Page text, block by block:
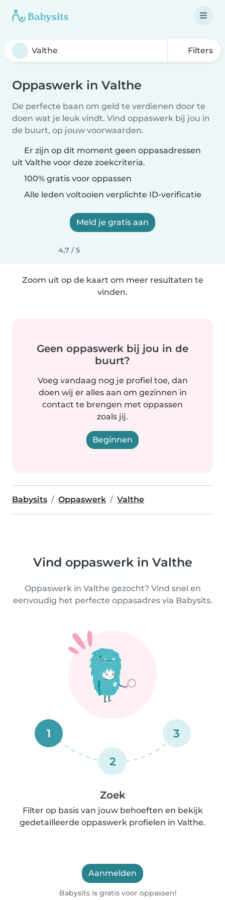
Filters
Oppaswerk in Valthe
De perfecte baan om geld te verdienen door te
doen wat je leuk vindt. Vind oppaswerk bij jou in
de buurt, op jouw voorwaarden.
Er zijn op dit moment geen oppasadressen
uit Valthe voor deze zoekcriteria.
100% gratis voor oppassen
Alle leden voltooien verplichte ID-verificatie
Meld je gratis aan
4,7 / 5
Zoom uit op de kaart om meer resultaten te
vinden.
Geen oppaswerk bij jou in de
buurt?
Voeg vandaag nog je profiel toe, dan
doen wij er alles aan om gezinnen in
contact te brengen met oppassen
zoals jij.
Beginnen
Babysits Oppaswerk Valthe
Vind oppaswerk in Valthe
Oppaswerk in Valthe gezocht? Vind snel en
eenvoudig het perfecte oppasadres via Babysits.
1
2
3
Zoek
Filter op basis van jouw behoeften en bekijk
gedetailleerde oppaswerk profielen in Valthe.
Aanmelden
Babysits is gratis voor oppassen!